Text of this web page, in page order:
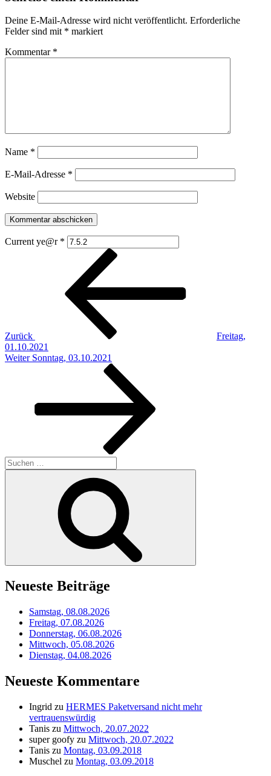
Deine E-Mail-Adresse wird nicht veröffentlicht. Erforderliche
Felder sind mit * markiert
Kommentar *
Name *
E-Mail-Adresse *
Website
Current ye@r *
Beitragsnavigation
Zurück
Freitag,
01.10.2021
Nächster
Weiter Sonntag, 03.10.2021
Suchen
nach:
Neueste Beiträge
Samstag, 08.08.2026
Freitag, 07.08.2026
Donnerstag, 06.08.2026
Mittwoch, 05.08.2026
Dienstag, 04.08.2026
Neueste Kommentare
Ingrid zu HERMES Paketversand nicht mehr
vertrauenswürdig
Tanis zu Mittwoch, 20.07.2022
super goofy zu Mittwoch, 20.07.2022
Tanis zu Montag, 03.09.2018
Muschel zu Montag, 03.09.2018